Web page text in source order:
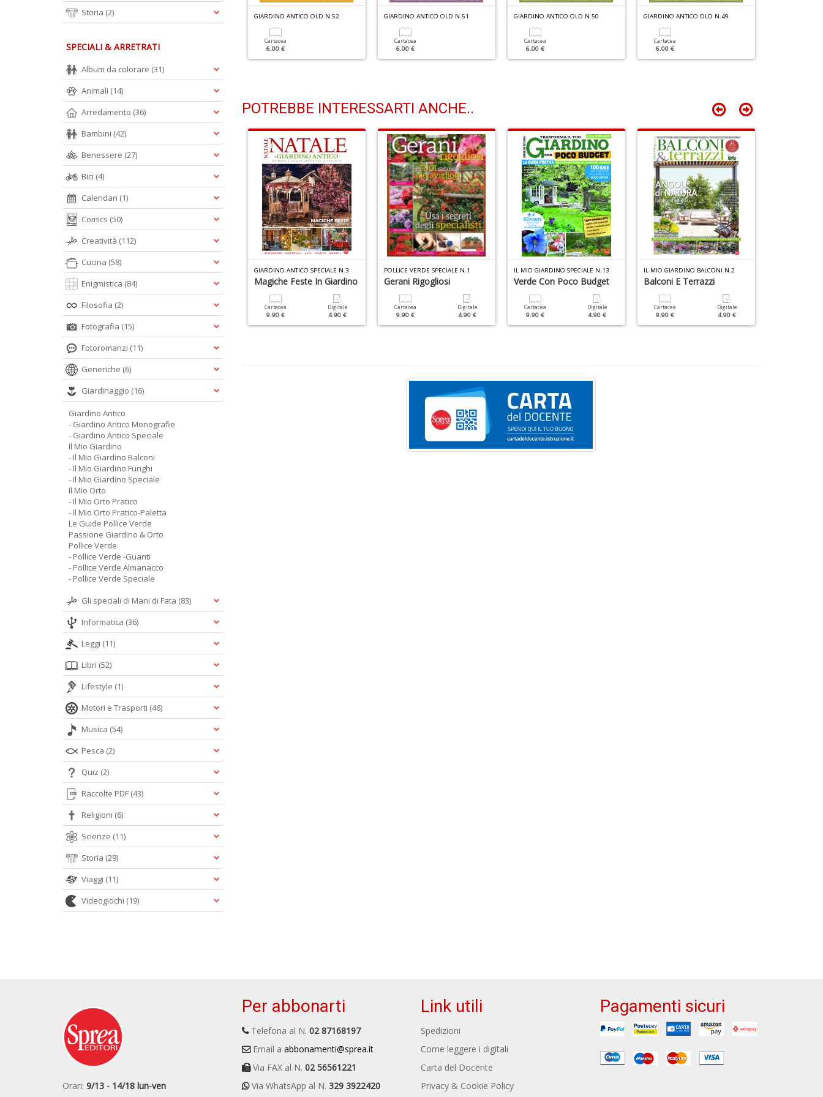
ANTICO OLD N.39
6.00 €
GIARDINO ANTICO OLD N.52
Cartacea
6.00 €
GIARDINO ANTICO OLD N.51
Cartacea
6.00 €
GIARDINO ANTICO OLD N.50
Cartacea
6.00 €
GIARDINO ANTICO OLD N.49
Cartacea
6.00 €
POTREBBE INTERESSARTI ANCHE..
ORTO PRATICO N.4
Orto Pratico 2019
Digitale
2.90 €
Il Mio Orto 2019
9.90 €
Digitale
4.90 €
GIARDINO ANTICO SPECIALE N.3
Magiche Feste In Giardino
Cartacea
9.90 €
Digitale
4.90 €
POLLICE VERDE SPECIALE N.1
Gerani Rigogliosi
Cartacea
9.90 €
Digitale
4.90 €
IL MIO GIARDINO SPECIALE N.13
Verde Con Poco Budget
Cartacea
9.90 €
Digitale
4.90 €
IL MIO GIARDINO BALCONI N.2
Balconi E Terrazzi
Cartacea
9.90 €
Digitale
4.90 €
Storia (2)
SPECIALI & ARRETRATI
Album da colorare (31)
Animali (14)
Arredamento (36)
Bambini (42)
Benessere (27)
Bici (4)
Calendari (1)
Comics (50)
Creatività (112)
Cucina (58)
Enigmistica (84)
Filosofia (2)
Fotografia (15)
Fotoromanzi (11)
Generiche (6)
Giardinaggio (16)
Giardino Antico
- Giardino Antico Monografie
- Giardino Antico Speciale
Il Mio Giardino
- Il Mio Giardino Balconi
- Il Mio Giardino Funghi
- Il Mio Giardino Speciale
Il Mio Orto
- Il Mio Orto Pratico
- Il Mio Orto Pratico-Paletta
Le Guide Pollice Verde
Passione Giardino & Orto
Pollice Verde
- Pollice Verde -Guanti
- Pollice Verde Almanacco
- Pollice Verde Speciale
Gli speciali di Mani di Fata (83)
Informatica (36)
Leggi (11)
Libri (52)
Lifestyle (1)
Motori e Trasporti (46)
Musica (54)
Pesca (2)
Quiz (2)
Raccolte PDF (43)
Religioni (6)
Scienze (11)
Storia (29)
Viaggi (11)
Videogiochi (19)
Orari: 9/13 - 14/18 lun-ven
Per abbonarti
Telefona al N. 02 87168197
Email a abbonamenti@sprea.it
Via FAX al N. 02 56561221
Via WhatsApp al N. 329 3922420
Link utili
Spedizioni
Come leggere i digitali
Carta del Docente
Privacy & Cookie Policy
Pagamenti sicuri